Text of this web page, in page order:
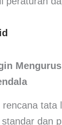
rencana tata
dan